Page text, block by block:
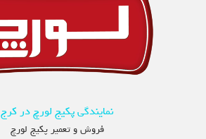
نمایندگی پکیج لورچ در کرج
فروش و تعمیر پکیج لورچ